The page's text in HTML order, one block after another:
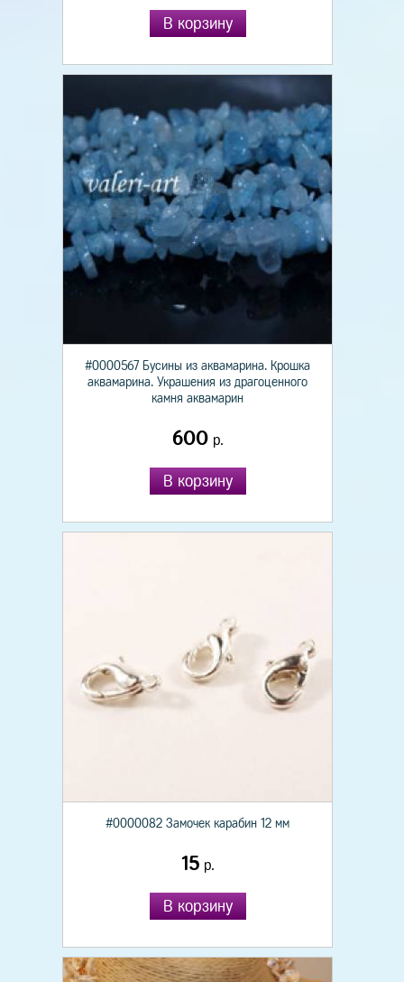
В корзину
#0000567 Бусины из аквамарина. Крошка
аквамарина. Украшения из драгоценного
камня аквамарин
600р.
В корзину
#0000082 Замочек карабин 12 мм
15р.
В корзину